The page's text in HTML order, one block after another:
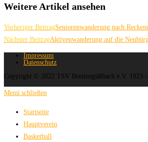
Weitere Artikel ansehen
Vorheriger BeitragSeniorenwanderung nach
Nächster BeitragAktivenwanderung auf die
Impressum
Datenschutz
Copyright © 2022 TSV Breitengüßbach e.V. 1923
Menü schließen
Startseite
Hauptverein
Basketball